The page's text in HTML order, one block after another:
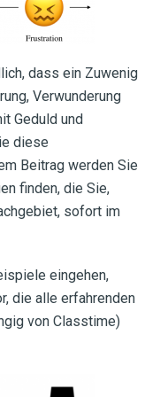
dass ein Zuwenig
Verwunderung
Geduld und
diese
Beitrag werden Sie
finden, die Sie,
sofort im
eingehen,
die alle erfahrenden
von Classtime)